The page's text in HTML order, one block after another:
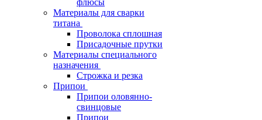
флюсы
Материалы для сварки
титана
Проволока сплошная
Присадочные прутки
Материалы специального
назначения
Строжка и резка
Припои
Припои оловянно-
свинцовые
Припои